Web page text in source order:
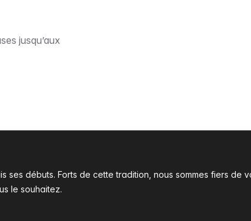
jusqu’aux
débuts. Forts de cette tradition, nous sommes fiers de
le souhaitez.